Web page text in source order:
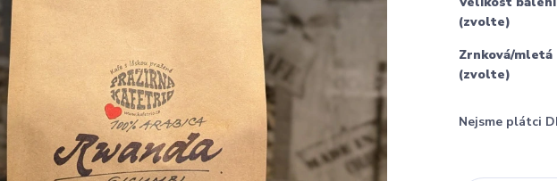
(zvolte)
Zrnková/mletá
(zvolte)
Nejsme plátci